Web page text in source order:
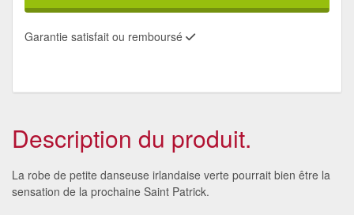
Garantie satisfait ou remboursé
Description du produit.
La robe de petite danseuse irlandaise verte pourrait bien être la
sensation de la prochaine Saint Patrick.